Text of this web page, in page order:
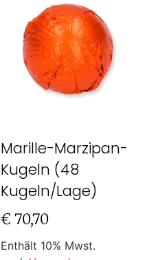
Marille-Marzipan-
Kugeln (48
Kugeln/Lage)
€ 70,70
Enthält 10% Mwst.